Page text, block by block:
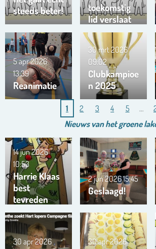
steeds beter!
toekomstig
lid verslaat
ons team …
!!!
Reanimatie
5 apr 2026
13:39
Clubkampioe
n 2025
30 mrt 2026
09:02
1 2 3 4 5
Nieuws van hetgroene
Harrie Klaas
best
tevreden
14 jun 2026
10:53
Geslaagd!
2 jun 202615:45
30 apr 2026
30 apr 2026